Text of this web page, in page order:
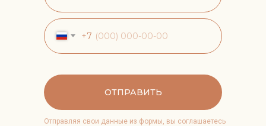
+7
ОТПРАВИТЬ
Отправляя свои данные из формы, вы соглашаетесь